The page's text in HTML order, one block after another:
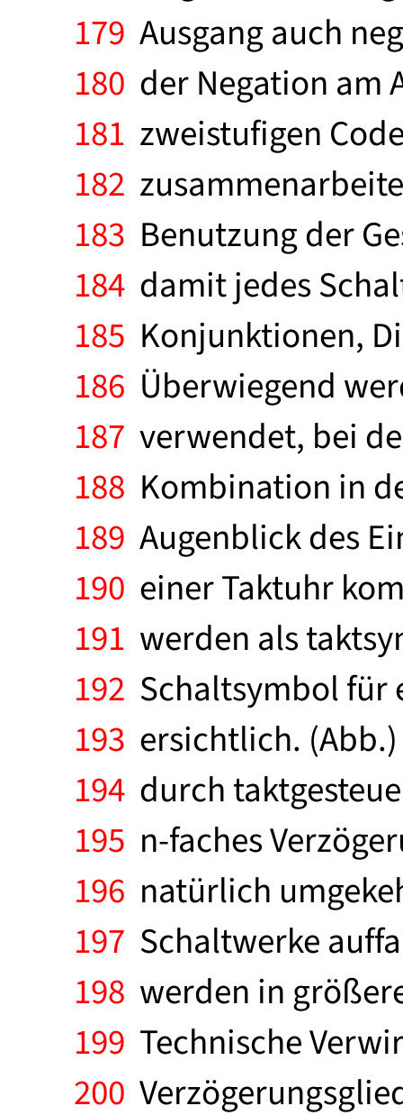
179 Ausgang auch
180 der Negation am
181 zweistufigen
182
183 Benutzung der
184 damit jedes
185 Konjunktionen,
186 Überwiegend
187 verwendet, bei
188 Kombination in
189 Augenblick des
190 einer Taktuhr
191 werden als
192 Schaltsymbol für
193 ersichtlich.
194 durch
195 n-faches
196 natürlich
197 Schaltwerke
198 werden in
199 Technische
200